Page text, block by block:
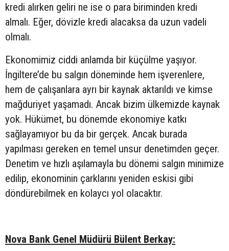
kredi alırken geliri ne ise o para biriminden kredi
almalı. Eğer, dövizle kredi alacaksa da uzun vadeli
olmalı.
Ekonomimiz ciddi anlamda bir küçülme yaşıyor.
İngiltere’de bu salgın döneminde hem işverenlere,
hem de çalışanlara ayrı bir kaynak aktarıldı ve kimse
mağduriyet yaşamadı. Ancak bizim ülkemizde kaynak
yok. Hükümet, bu dönemde ekonomiye katkı
sağlayamıyor bu da bir gerçek. Ancak burada
yapılması gereken en temel unsur denetimden geçer.
Denetim ve hızlı aşılamayla bu dönemi salgın minimize
edilip, ekonominin çarklarını yeniden eskisi gibi
döndürebilmek en kolaycı yol olacaktır.
Nova Bank Genel Müdürü Bülent Berkay: